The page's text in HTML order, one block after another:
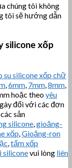
chúng tôi không
tôi sẽ hướng dẫn
silicone xốp
su silicone xốp chữ
,6mm, 7mm,8mm,
hoặc theoyêu
đối với các đơn
sản
silicone,gioăng-
xốp,Gioăng-ron
,tấm xốp
siliconevui lòng liên